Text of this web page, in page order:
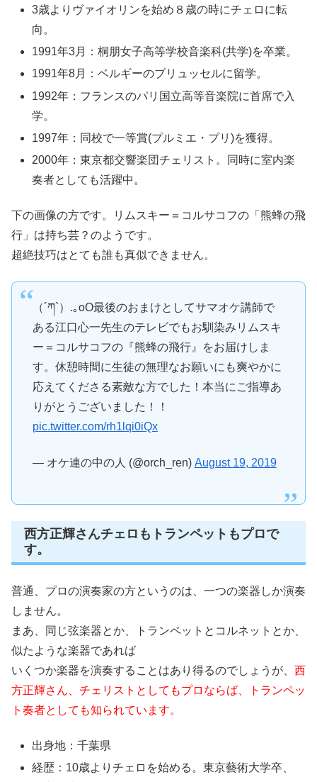
3歳よりヴァイオリンを始め８歳の時にチェロに転
向。
1991年3月：桐朋女子高等学校音楽科(共学)を卒業。
1991年8月：ベルギーのブリュッセルに留学。
1992年：フランスのパリ国立高等音楽院に首席で入
学。
1997年：同校で一等賞(プルミエ・プリ)を獲得。
2000年：東京都交響楽団チェリスト。同時に室内楽
奏者としても活躍中。
下の画像の方です。リムスキー＝コルサコフの「熊蜂の飛
行」は持ち芸？のようです。
超絶技巧はとても誰も真似できません。
（´ཀ`）.｡oO最後のおまけとしてサマオケ講師で
ある江口心一先生のテレビでもお馴染みリムスキ
ー＝コルサコフの『熊蜂の飛行』をお届けしま
す。休憩時間に生徒の無理なお願いにも爽やかに
応えてくださる素敵な方でした！本当にご指導あ
りがとうございました！！
pic.twitter.com/rh1lqi0iQx
— オケ連の中の人 (@orch_ren) August 19, 2019
西方正輝さんチェロもトランペットもプロで
す。
普通、プロの演奏家の方というのは、一つの楽器しか演奏
しません。
まあ、同じ弦楽器とか、トランペットとコルネットとか、
似たような楽器であれば
いくつか楽器を演奏することはあり得るのでしょうが、 西
方正輝さん、チェリストとしてもプロならば、トランペッ
ト奏者としても知られています。
出身地：千葉県
経歴：10歳よりチェロを始める。東京藝術大学卒、